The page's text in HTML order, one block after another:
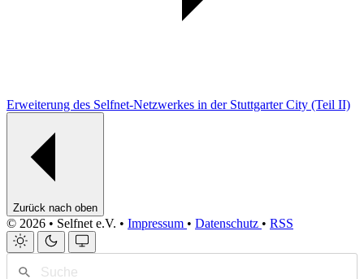
Erweiterung des Selfnet-Netzwerkes in der Stuttgarter City (Teil II)
Zurück nach oben
© 2026 • Selfnet e.V. • Impressum • Datenschutz • RSS